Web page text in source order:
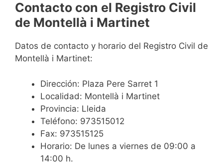
Contacto con el Registro Civil
de Montellà i Martinet
Datos de contacto y horario del Registro Civil de
Montellà i Martinet:
Dirección: Plaza Pere Sarret 1
Localidad: Montellà i Martinet
Provincia: Lleida
Teléfono: 973515012
Fax: 973515125
Horario: De lunes a viernes de 09:00 a
14:00 h.